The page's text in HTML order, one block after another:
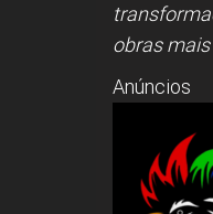
obras
Anúncios